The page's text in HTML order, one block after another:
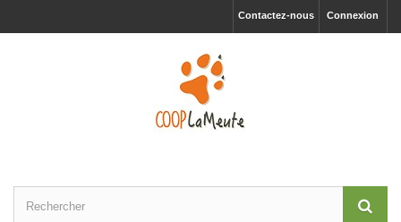
Connexion
Contactez-nous